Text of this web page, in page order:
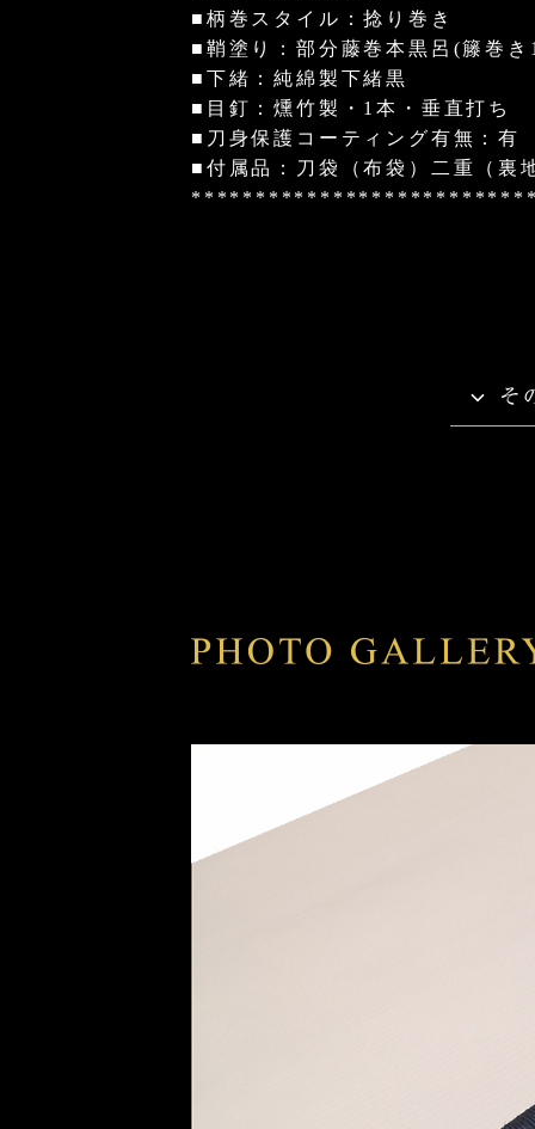
■柄巻スタイル：捻り巻き
■鞘塗り：部分藤巻本黒呂(籐巻
■下緒：純綿製下緒黒
■目釘：燻竹製・1本・垂直打ち
■刀身保護コーティング有無：有
■付属品：刀袋（布袋）二重（裏